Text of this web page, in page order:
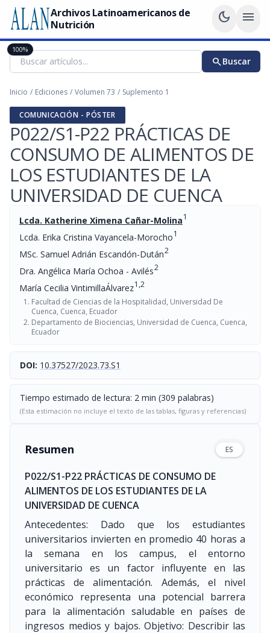
Archivos Latinoamericanos de
Nutrición
dark_mode menu
searchBuscar
Inicio / Ediciones / Volumen 73 / Suplemento 1
COMUNICACIÓN - PÓSTER
P022/S1-P22 PRÁCTICAS DE
CONSUMO DE ALIMENTOS DE
LOS ESTUDIANTES DE LA
UNIVERSIDAD DE CUENCA
Lcda. Katherine Ximena Cañar-Molina1
Lcda. Erika Cristina Vayancela-Morocho1
MSc. Samuel Adrián Escandón-Dután2
Dra. Angélica María Ochoa - Avilés2
María Cecilia VintimillaÁlvarez1,2
Facultad de Ciencias de la Hospitalidad, Universidad De
Cuenca, Cuenca, Ecuador
Departamento de Biociencias, Universidad de Cuenca, Cuenca,
Ecuador
DOI: 10.37527/2023.73.S1
Tiempo estimado de lectura: 2 min (309 palabras)
(Esta estimación no incluye el texto de las tablas, figuras y referencias)
Resumen ES
P022/S1-P22 PRÁCTICAS DE CONSUMO DE
ALIMENTOS DE LOS ESTUDIANTES DE LA
UNIVERSIDAD DE CUENCA
Antecedentes: Dado que los estudiantes
universitarios invierten en promedio 40 horas a
la semana en los campus, el entorno
universitario es un factor influyente en las
prácticas de alimentación. Además, el nivel
económico representa una potencial barrera
para la alimentación saludable en países de
ingresos medios y bajos. Objetivo: Describir las
100%